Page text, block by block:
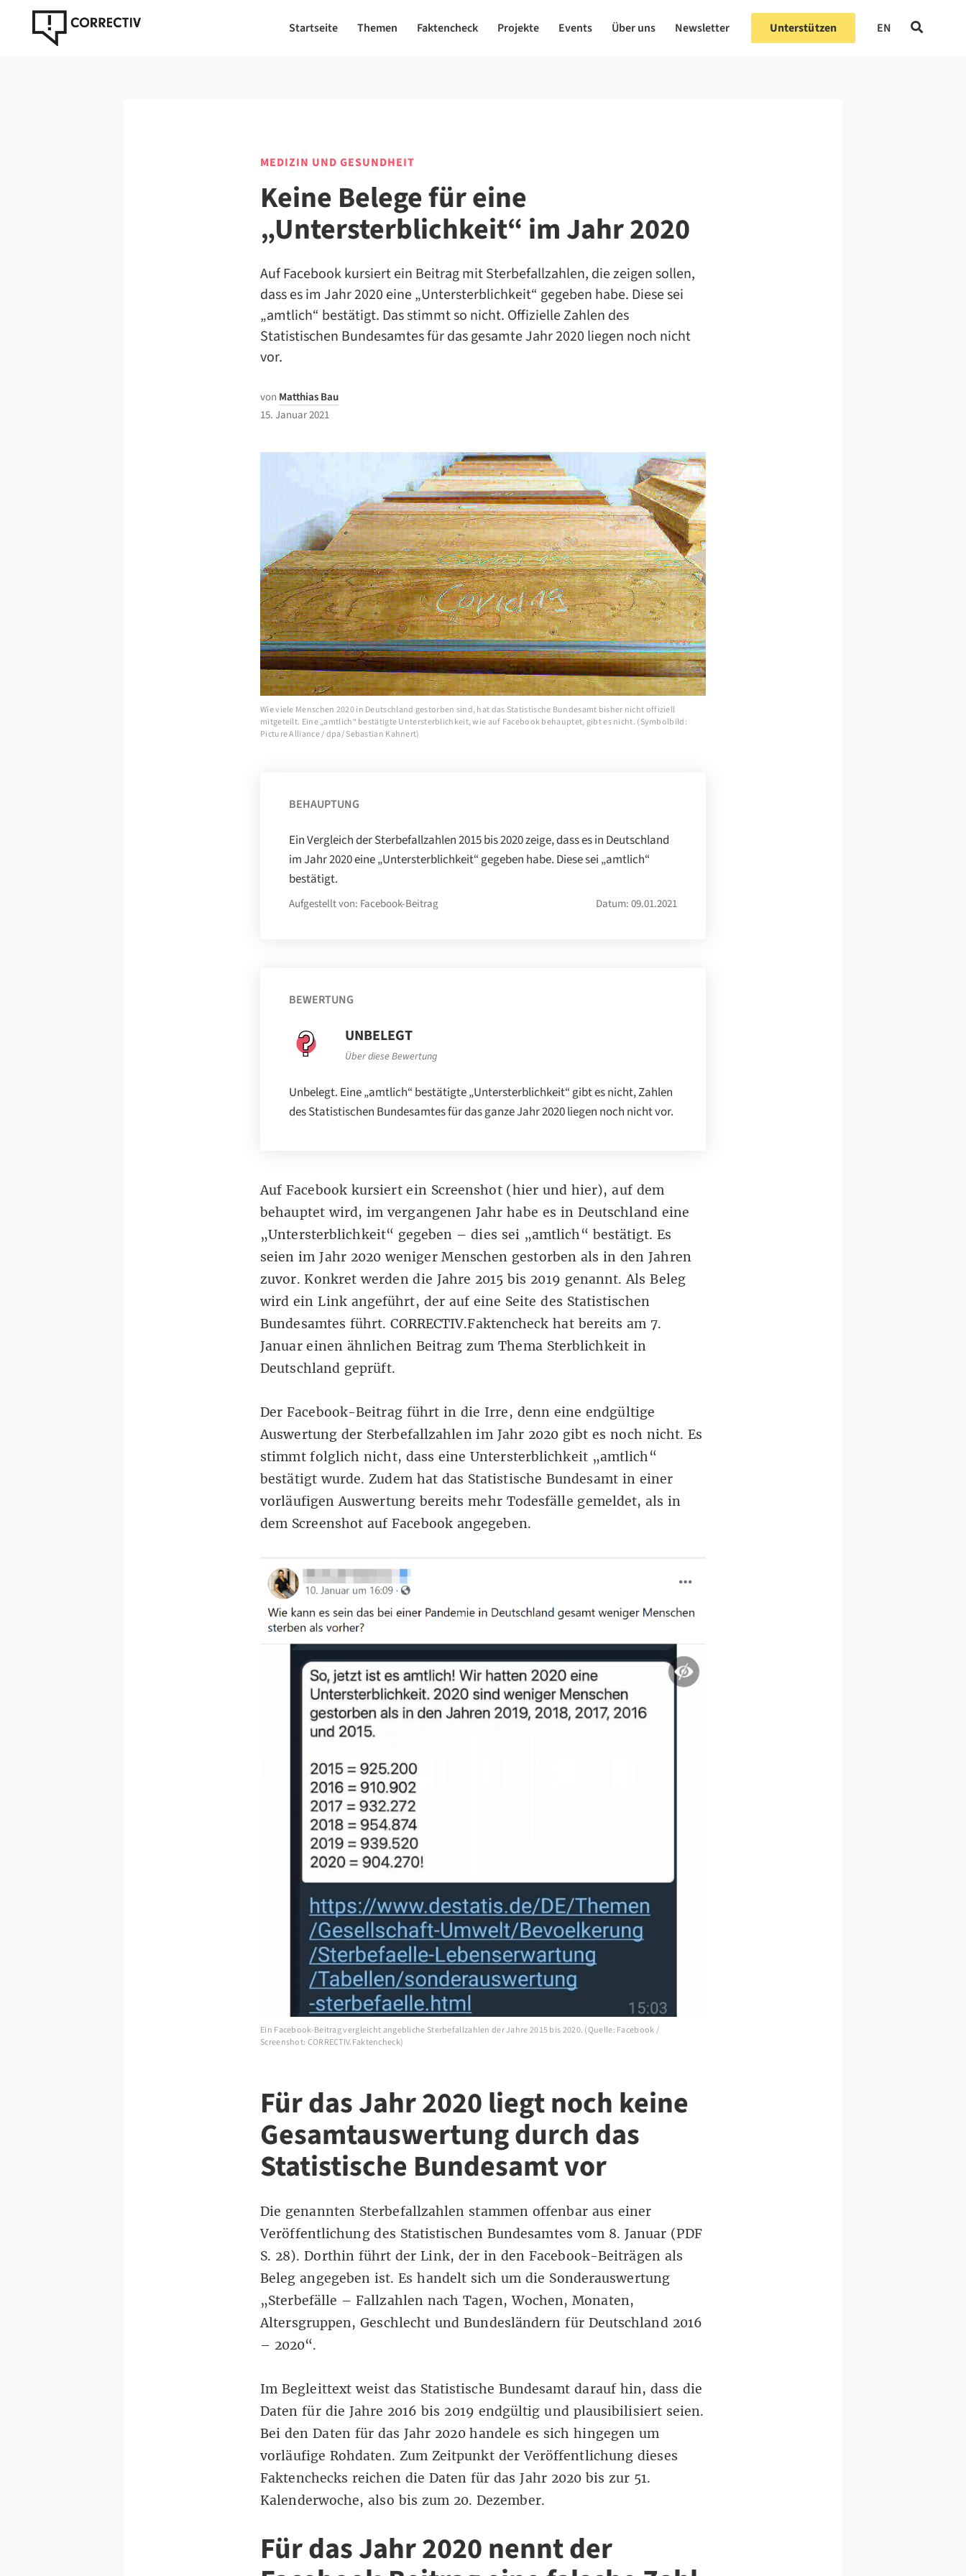
Startseite Themen Faktencheck Projekte Events Über uns Newsletter Unterstützen EN
MEDIZIN UND GESUNDHEIT
Keine Belege für eine
„Untersterblichkeit“ im Jahr 2020
Auf Facebook kursiert ein Beitrag mit Sterbefallzahlen, die zeigen sollen,
dass es im Jahr 2020 eine „Untersterblichkeit“ gegeben habe. Diese sei
„amtlich“ bestätigt. Das stimmt so nicht. Offizielle Zahlen des
Statistischen Bundesamtes für das gesamte Jahr 2020 liegen noch nicht
vor.
von Matthias Bau
15. Januar 2021
Wie viele Menschen 2020 in Deutschland gestorben sind, hat das Statistische Bundesamt bisher nicht offiziell
mitgeteilt. Eine „amtlich“ bestätigte Untersterblichkeit, wie auf Facebook behauptet, gibt es nicht. (Symbolbild:
Picture Alliance / dpa/ Sebastian Kahnert)
BEHAUPTUNG
Ein Vergleich der Sterbefallzahlen 2015 bis 2020 zeige, dass es in Deutschland
im Jahr 2020 eine „Untersterblichkeit“ gegeben habe. Diese sei „amtlich“
bestätigt.
Aufgestellt von: Facebook-Beitrag Datum: 09.01.2021
BEWERTUNG
UNBELEGT
Über diese Bewertung
Unbelegt. Eine „amtlich“ bestätigte „Untersterblichkeit“ gibt es nicht, Zahlen
des Statistischen Bundesamtes für das ganze Jahr 2020 liegen noch nicht vor.
Auf Facebook kursiert ein Screenshot(hier und hier), auf dem
behauptet wird, im vergangenen Jahr habe es in Deutschland eine
„Untersterblichkeit“ gegeben – dies sei „amtlich“ bestätigt. Es
seien im Jahr 2020 weniger Menschen gestorben als in den Jahren
zuvor. Konkret werden die Jahre 2015 bis 2019 genannt. Als Beleg
wird ein Link angeführt, der auf eine Seite des Statistischen
Bundesamtes führt.CORRECTIV.Faktencheck hat bereits am 7.
Januareinen ähnlichen Beitrag zum Thema Sterblichkeit in
Deutschland geprüft.
Der Facebook-Beitrag führt in die Irre, denn eine endgültige
Auswertung der Sterbefallzahlen im Jahr 2020 gibt es noch nicht. Es
stimmt folglich nicht, dass eine Untersterblichkeit „amtlich“
bestätigt wurde. Zudem hat das Statistische Bundesamt in einer
vorläufigen Auswertung bereits mehr Todesfälle gemeldet, als in
dem Screenshot auf Facebook angegeben.
Ein Facebook-Beitrag vergleicht angebliche Sterbefallzahlen der Jahre 2015 bis 2020. (Quelle: Facebook /
Screenshot: CORRECTIV.Faktencheck)
Für das Jahr 2020 liegt noch keine
Gesamtauswertung durch das
Statistische Bundesamt vor
Die genannten Sterbefallzahlen stammen offenbar aus einer
Veröffentlichung des Statistischen Bundesamtes vom 8. Januar (PDF
S. 28).Dorthin führt der Link, der in den Facebook-Beiträgen als
Beleg angegeben ist. Es handelt sich um die Sonderauswertung
„Sterbefälle – Fallzahlen nach Tagen, Wochen, Monaten,
Altersgruppen, Geschlecht und Bundesländern für Deutschland 2016
– 2020“.
Im Begleittext weist das Statistische Bundesamt darauf hin, dass die
Daten für die Jahre 2016 bis 2019 endgültig und plausibilisiert seien.
Bei den Daten für das Jahr 2020 handele es sich hingegen um
vorläufige Rohdaten. Zum Zeitpunkt der Veröffentlichung dieses
Faktenchecks reichen die Daten für das Jahr 2020 bis zur 51.
Kalenderwoche, also bis zum 20. Dezember.
Für das Jahr 2020 nennt der